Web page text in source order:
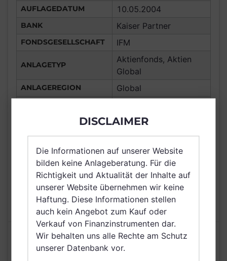
AUFLAGEDATUM 10.05.2004
BANK Kaiser Partner
FONDSGESELLSCHAFT IFM
ANLAGETYP
Aktienfonds, Aktien
Global
ANLAGEREGION Global
EUR
VERTRIEBSZULASSUNG
Liechtenstein,
Deutschland,
Österreich, Schweiz
AUSGABEAUFSCHLAG 5,00%
MAX. LAUFENDE
KOSTEN
1,75%
Risikoeinstufung laut Anbieter (KID)
DISCLAIMER
Die Informationen auf unserer Website
bilden keine Anlageberatung. Für die
Richtigkeit und Aktualität der Inhalte auf
unserer Website übernehmen wir keine
Haftung. Diese Informationen stellen
auch kein Angebot zum Kauf oder
Verkauf von Finanzinstrumenten dar.
Wir behalten uns alle Rechte am Schutz
unserer Datenbank vor.